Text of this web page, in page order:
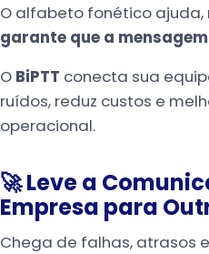
O alfabeto fonético ajuda,
garante que a
O BiPTT conecta sua
ruídos, reduz custos e
operacional.
🚀 Leve a
Empresa para
Chega de falhas, atrasos